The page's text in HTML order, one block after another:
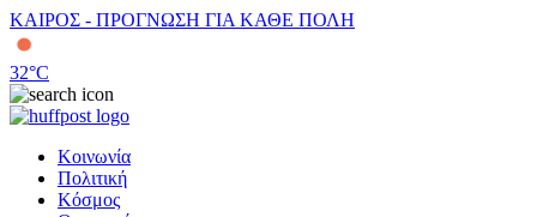
ΚΑΙΡΟΣ - ΠΡΟΓΝΩΣΗ ΓΙΑ ΚΑΘΕ ΠΟΛΗ
32°C
Κοινωνία
Πολιτική
Κόσμος